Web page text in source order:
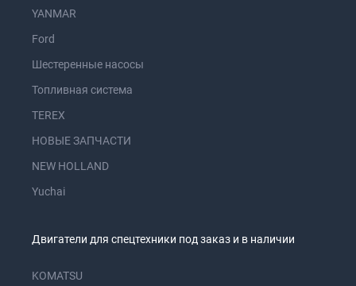
YANMAR
Ford
Шестеренные насосы
Топливная система
TEREX
НОВЫЕ ЗАПЧАСТИ
NEW HOLLAND
Yuchai
Двигатели для спецтехники под заказ и в наличии
KOMATSU